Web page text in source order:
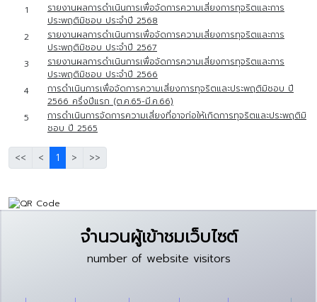
1
รายงานผลการดำเนินการเพื่อจัดการความเสี่ยงการทุจริตและการ
ประพฤติมิชอบ ประจำปี 2568
2
รายงานผลการดำเนินการเพื่อจัดการความเสี่ยงการทุจริตและการ
ประพฤติมิชอบ ประจำปี 2567
3
รายงานผลการดำเนินการเพื่อจัดการความเสี่ยงการทุจริตและการ
ประพฤติมิชอบ ประจำปี 2566
4
การดำเนินการเพื่อจัดการความเสี่ยงการทุจริตและประพฤติมิชอบ ปี
2566 ครึ่งปีแรก (ต.ค.65-มี.ค.66)
5
การดำเนินการจัดการความเสี่ยงที่อาจก่อให้เกิดการทุจริตและประพฤติมิ
ชอบ ปี 2565
<< < 1 > >>
จำนวนผู้เข้าชมเว็บไซต์
number of website visitors